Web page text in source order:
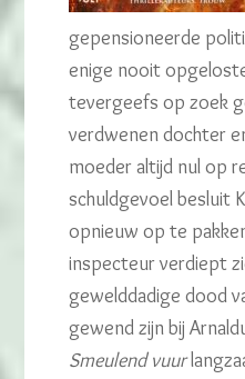
gepensioneerde
enige nooit
tevergeefs op zoek
verdwenen dochter
moeder altijd nul op
schuldgevoel besluit
opnieuw op te
inspecteur verdiept
gewelddadige dood
gewend zijn bij
Smeulend vuur